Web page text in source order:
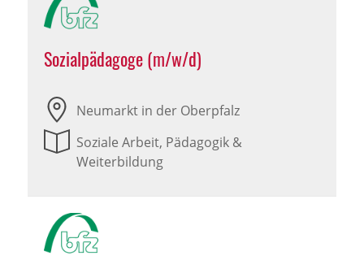
Sozialpädagoge (m/w/d)
Neumarkt in der Oberpfalz
Soziale Arbeit, Pädagogik &
Weiterbildung